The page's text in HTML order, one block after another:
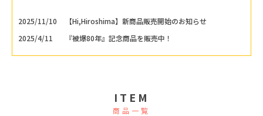
2025/11/10
【Hi,Hiroshima】新商品販売開始のお知らせ
2025/4/11
『被爆80年』記念商品を販売中！
ITEM
商品一覧